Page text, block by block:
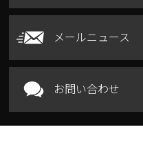
メールニュース
お問い合わせ